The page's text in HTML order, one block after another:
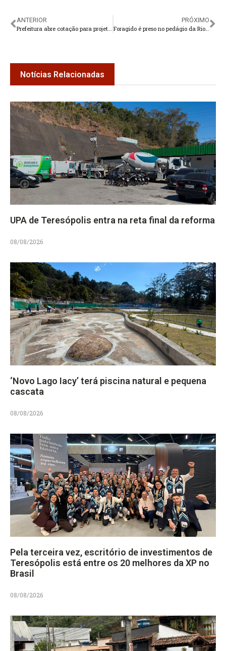
ANTERIOR
PRÓXIMO
Notícias Relacionadas
UPA de Teresópolis entra na reta final da reforma
08/08/2026
‘Novo Lago Iacy’ terá piscina natural e pequena
cascata
08/08/2026
Pela terceira vez, escritório de investimentos de
Teresópolis está entre os 20 melhores da XP no
Brasil
08/08/2026